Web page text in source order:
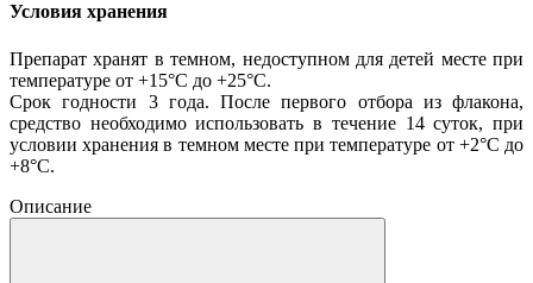
Условия хранения
Препарат хранят в темном, недоступном для детей месте при
температуре от +15°С до +25°С.
Срок годности 3 года. После первого отбора из флакона,
средство необходимо использовать в течение 14 суток, при
условии хранения в темном месте при температуре от +2°С до
+8°С.
Описание